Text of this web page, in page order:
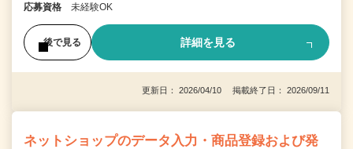
応募資格 未経験OK
後で見る 詳細を見る
更新日： 2026/04/10 掲載終了日： 2026/09/11
ネットショップのデータ入力・商品登録および発